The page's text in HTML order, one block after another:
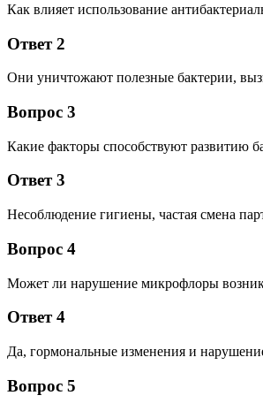
Как влияет использование
Ответ 2
Они уничтожают полезные бактерии,
Вопрос 3
Какие факторы способствуют развитию
Ответ 3
Несоблюдение гигиены, частая смена
Вопрос 4
Может ли нарушение микрофлоры
Ответ 4
Да, гормональные изменения и
Вопрос 5